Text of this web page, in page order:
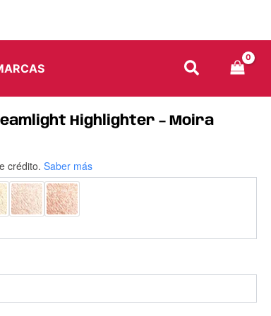
Highlighter – Moira
crédito. Saber más